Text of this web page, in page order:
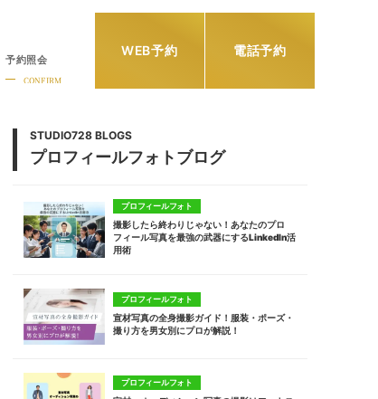
予約照会
CONFIRM
WEB予約 電話予約
STUDIO728 BLOGS
プロフィールフォトブログ
プロフィールフォト
撮影したら終わりじゃない！あなたのプロ
フィール写真を最強の武器にするLinkedIn活
用術
プロフィールフォト
宣材写真の全身撮影ガイド！服装・ポーズ・
撮り方を男女別にプロが解説！
プロフィールフォト